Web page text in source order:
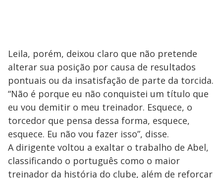
Leila, porém, deixou claro que não pretende
alterar sua posição por causa de resultados
pontuais ou da insatisfação de parte da torcida.
“Não é porque eu não conquistei um título que
eu vou demitir o meu treinador. Esquece, o
torcedor que pensa dessa forma, esquece,
esquece. Eu não vou fazer isso”, disse.
A dirigente voltou a exaltar o trabalho de Abel,
classificando o português como o maior
treinador da história do clube, além de reforçar